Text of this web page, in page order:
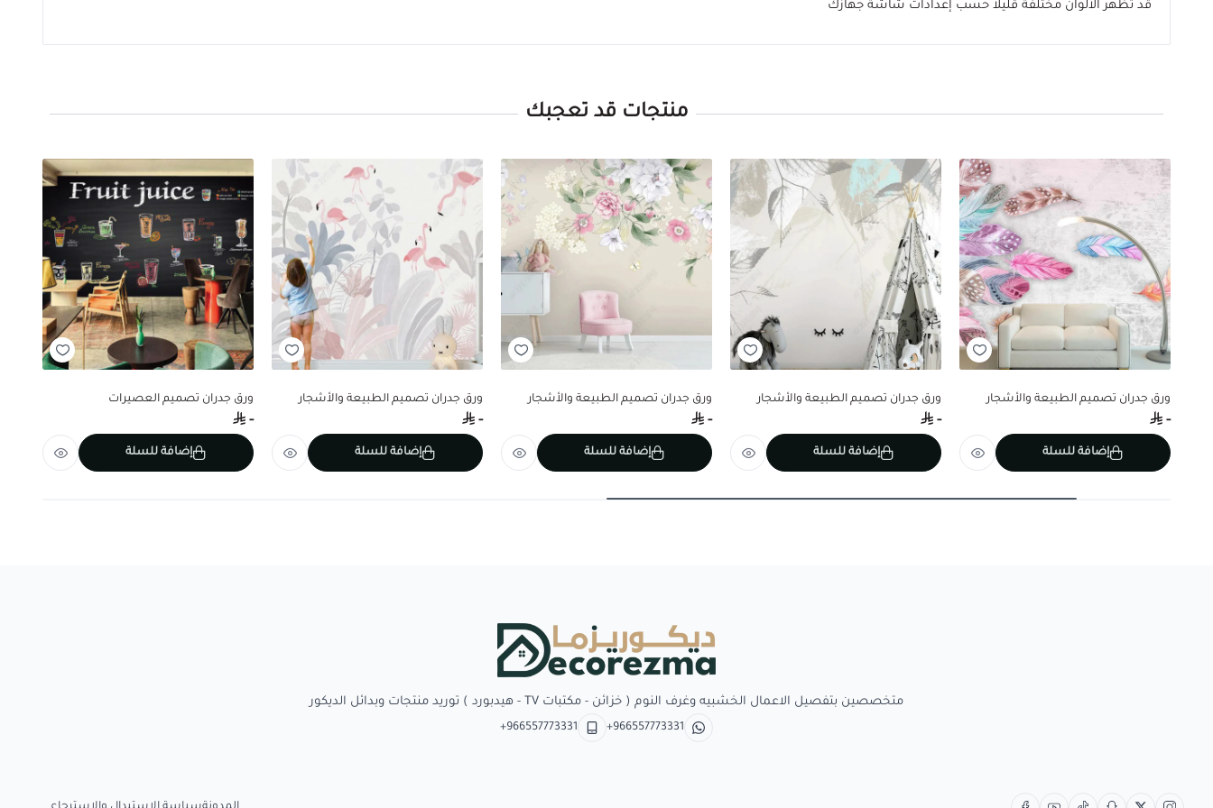
قد تظهر الألوان مختلفة قليلاً حسب إعدادات شاشة جهازك
منتجات قد تعجبك
ورق جدران تصميم الطبيعة والأشجار
-
إضافة للسلة
ورق جدران تصميم الطبيعة والأشجار
-
إضافة للسلة
ورق جدران تصميم الطبيعة والأشجار
-
إضافة للسلة
ورق جدران تصميم الطبيعة والأشجار
-
إضافة للسلة
ورق جدران تصميم العصيرات
-
إضافة للسلة
متخصصين بتفصيل الاعمال الخشبيه وغرف النوم ( خزائن - مكتبات TV - هيدبورد ) توريد منتجات وبدائل الديكور
+966557773331
+966557773331